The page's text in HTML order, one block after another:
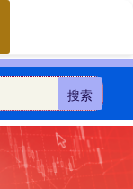
搜索